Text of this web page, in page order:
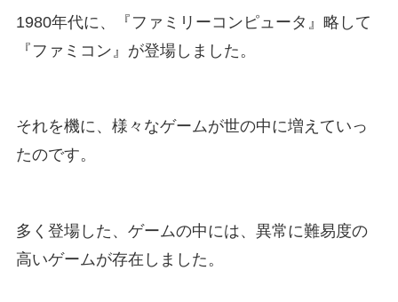
1980年代に、『ファミリーコンピュータ』略して
『ファミコン』が登場しました。
それを機に、様々なゲームが世の中に増えていっ
たのです。
多く登場した、ゲームの中には、異常に難易度の
高いゲームが存在しました。